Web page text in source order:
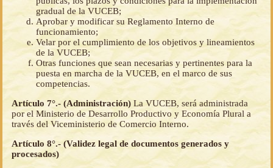
gradual de la VUCEB;
Aprobar y modificar su Reglamento Interno de
funcionamiento;
Velar por el cumplimiento de los objetivos y lineamientos
de la VUCEB;
Otras funciones que sean necesarias y pertinentes para la
puesta en marcha de la VUCEB, en el marco de sus
competencias.
Artículo 7°.- (Administración) La VUCEB, será administrada
por el Ministerio de Desarrollo Productivo y Economía Plural a
través del Viceministerio de Comercio Interno.
Artículo 8°.- (Validez legal de documentos generados y
procesados)